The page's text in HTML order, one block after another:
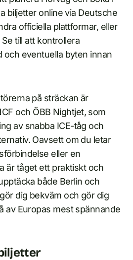
biljetter online via Deutsche
officiella plattformar, eller
till att kontrollera
och eventuella byten innan
på sträckan är
och ÖBB Nightjet, som
av snabba ICE-tåg och
Oavsett om du letar
eller en
är tåget ett praktiskt och
både Berlin och
dig bekväm och gör dig
av Europas mest spännande